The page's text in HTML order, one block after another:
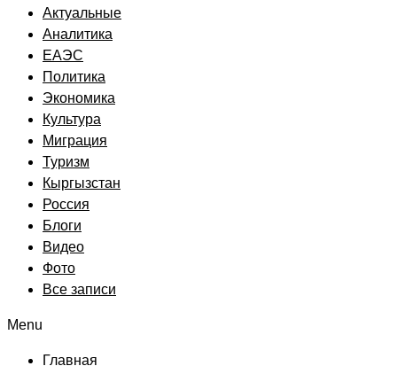
Актуальные
Аналитика
ЕАЭС
Политика
Экономика
Культура
Миграция
Туризм
Кыргызстан
Россия
Блоги
Видео
Фото
Все записи
Menu
Главная